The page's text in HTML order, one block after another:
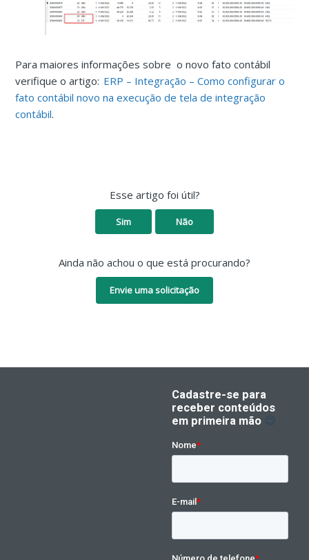
Para maiores informações sobre o novo fato contábil
verifique o artigo: ERP – Integração – Como configurar o
fato contábil novo na execução de tela de integração
contábil.
Esse artigo foi útil?
Sim Não
Ainda não achou o que está procurando?
Envie uma solicitação